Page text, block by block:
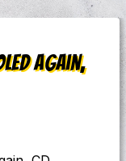
Again,